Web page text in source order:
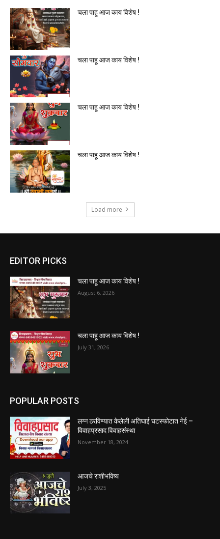
चला पाहू आज काय विशेष !
चला पाहू आज काय विशेष !
चला पाहू आज काय विशेष !
चला पाहू आज काय विशेष !
Load more
EDITOR PICKS
चला पाहू आज काय विशेष !
August 6, 2026
चला पाहू आज काय विशेष !
July 31, 2026
POPULAR POSTS
लग्न ठरविण्यात केलेली अतिघाई घटस्फोटात नेई –
विवाहप्रसाद विवाहसंस्था
November 18, 2024
आजचे राशीभविष्य
July 3, 2025